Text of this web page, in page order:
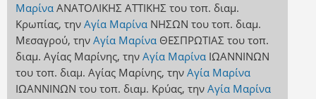
Μαρίνα ΑΝΑΤΟΛΙΚΗΣ ΑΤΤΙΚΗΣ του τοπ. διαμ.
Κρωπίας, την Αγία Μαρίνα ΝΗΣΩΝ του τοπ. διαμ.
Μεσαγρού, την Αγία Μαρίνα ΘΕΣΠΡΩΤΙΑΣ του τοπ.
διαμ. Αγίας Μαρίνης, την Αγία Μαρίνα ΙΩΑΝΝΙΝΩΝ
του τοπ. διαμ. Αγίας Μαρίνης, την Αγία Μαρίνα
ΙΩΑΝΝΙΝΩΝ του τοπ. διαμ. Κρύας, την Αγία Μαρίνα